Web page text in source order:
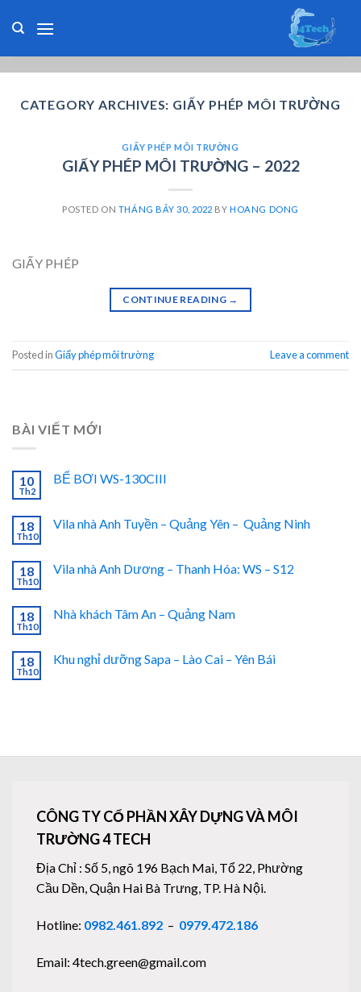
CATEGORY ARCHIVES: GIẤY PHÉP MÔI TRƯỜNG
GIẤY PHÉP MÔI TRƯỜNG
GIẤY PHÉP MÔI TRƯỜNG – 2022
POSTED ON THÁNG BẢY 30, 2022 BYHOANG DONG
GIẤY PHÉP
CONTINUE READING →
Posted inGiấy phép môi trường Leave a comment
BÀI VIẾT MỚI
10
Th2
BỂ BƠI WS-130CIII
18
Th10
Vila nhà Anh Tuyền – Quảng Yên – Quảng Ninh
18
Th10
Vila nhà Anh Dương – Thanh Hóa: WS – S12
18
Th10
Nhà khách Tâm An – Quảng Nam
18
Th10
Khu nghỉ dưỡng Sapa – Lào Cai – Yên Bái
CÔNG TY CỔ PHẦN XÂY DỰNG VÀ MÔI
TRƯỜNG 4 TECH
Địa Chỉ : Số 5, ngõ 196 Bạch Mai, Tổ 22, Phường
Cầu Dền, Quận Hai Bà Trưng, TP. Hà Nội.
Hotline: 0982.461.892 – 0979.472.186
Email: 4tech.green@gmail.com